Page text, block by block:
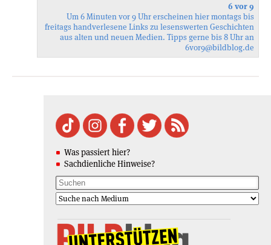
6 vor 9
Um 6 Minuten vor 9 Uhr erscheinen hier montags bis
freitags handverlesene Links zu lesenswerten Geschichten
aus alten und neuen Medien. Tipps gerne bis 8 Uhr an
6vor9@bildblog.de
Was passiert hier?
Sachdienliche Hinweise?